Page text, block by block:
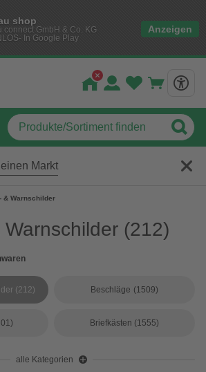
shop
connect GmbH & Co. KG
In Google Play
Anzeigen
Markt
& Warnschilder
(212)
(212) Beschläge (1509)
Briefkästen (1555)
alle Kategorien